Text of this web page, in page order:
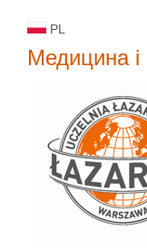
PL
Медицина і